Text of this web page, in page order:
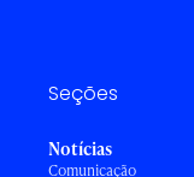
Seções
Notícias
Comunicação